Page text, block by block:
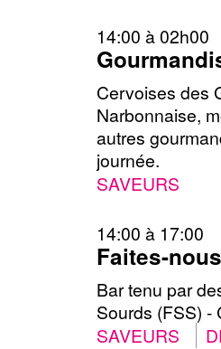
14:00 à 02h00
Cervoises des
Narbonnaise,
autres
journée.
SAVEURS
14:00 à 17:00
Faites-
Bar tenu par
Sourds (FSS)
SAVEURS